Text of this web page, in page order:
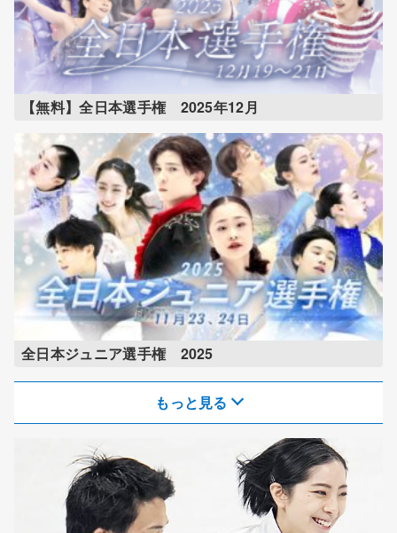
【無料】全日本選手権 2025年12月
全日本ジュニア選手権 2025
もっと見る